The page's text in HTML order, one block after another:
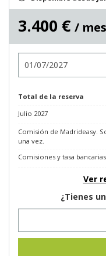
3.400 € / mes
Total de la reserva
Julio 2027
Comisión de Madrideasy.
una vez.
Comisiones y tasa bancarias
Ver
¿Tienes